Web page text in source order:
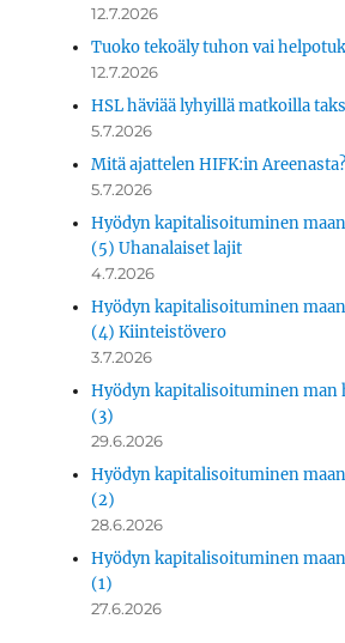
12.7.2026
Tuoko tekoäly tuhon vai
12.7.2026
HSL häviää lyhyillä matkoilla
5.7.2026
Mitä ajattelen HIFK:in Areenasta?
5.7.2026
Hyödyn kapitalisoituminen
(5) Uhanalaiset lajit
4.7.2026
Hyödyn kapitalisoituminen
(4) Kiinteistövero
3.7.2026
Hyödyn kapitalisoituminen man
(3)
29.6.2026
Hyödyn kapitalisoituminen
(2)
28.6.2026
Hyödyn kapitalisoituminen
(1)
27.6.2026